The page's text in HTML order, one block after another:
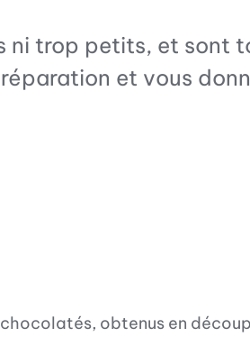
ni trop petits, et sont
et vous
obtenus en